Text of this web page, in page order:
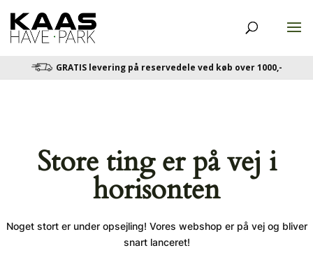
GRATIS levering på reservedele ved køb over 1000,-
Store ting er på vej i
horisonten
Noget stort er under opsejling! Vores webshop er på vej og bliver
snart lanceret!